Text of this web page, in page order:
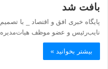
بافت شد
پایگاه خبری افق و اقتصاد _ با
نایب‌رئیس و عضو موظف
بیشتر بخوانید »